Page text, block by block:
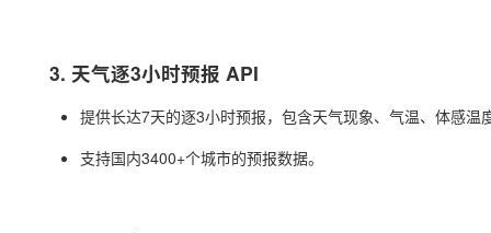
3. 天气逐3小时预报 API
提供长达7天的逐3小时预报，包含天气现象、气温、体感
支持国内3400+个城市的预报数据。